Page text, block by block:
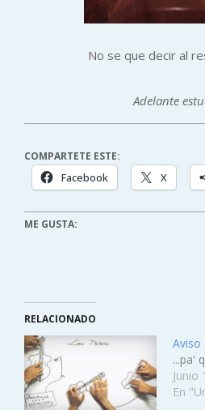
No se que decir al
Adelante
COMPARTETE ESTE:
Facebook X
ME GUSTA:
RELACIONADO
...pa'
Junio
En